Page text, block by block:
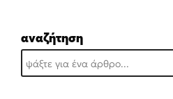
αναζήτηση